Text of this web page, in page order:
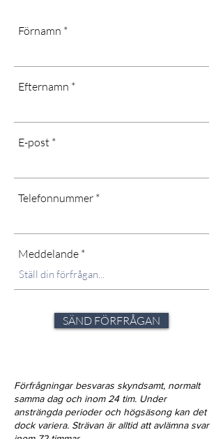
Förnamn
Efternamn
E-post
Telefonnummer
Meddelande
SÄND FÖRFRÅGAN
Förfrågningar besvaras skyndsamt, normalt
samma dag och inom 24 tim. Under
ansträngda perioder och högsäsong kan det
dock variera. Strävan är alltid att avlämna svar